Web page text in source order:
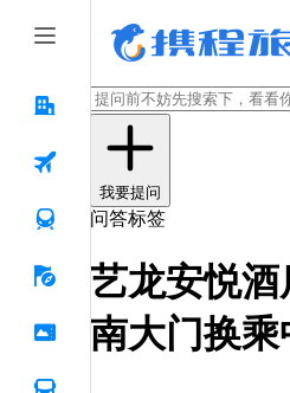
我要提问
问答标签
艺龙安悦
南大门换乘